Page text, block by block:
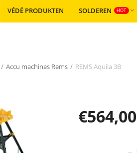
VÉDÉ PRODUKTEN SOLDEREN HOT 
/ Accu machines Rems / REMS Aquila 3B
€564,00